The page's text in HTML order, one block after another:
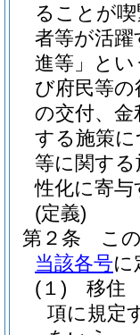
ることが
者等が活
進等」とい
び府民等
の交付、
する施策
等に関す
性化に寄
(定義)
第２条
こ
当該各号に
(１)
移住
項に規定